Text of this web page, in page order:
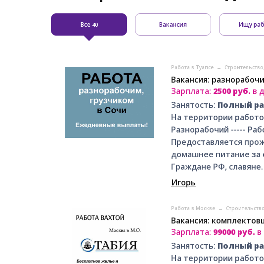
Все 40 Вакансия Ищу
Работа в Туапсе →
Вакансия:
Зарплата: 2500 руб. в
Занятость: Полный
На территории
Разнорабочий -----
Предоставляется
домашнее питание за
Граждане РФ, славяне.
Игорь
Работа в Москве →
Вакансия:
Зарплата: 99000 руб.
Занятость: Полный
На территории